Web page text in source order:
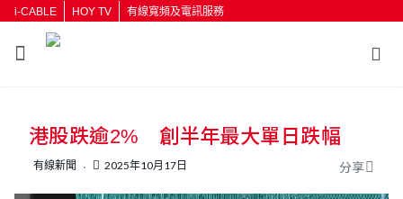
i-CABLE HOY TV 有線寬頻及電訊服務
按輸入鍵開始搜尋
港股跌逾2% 創半年最大單日跌幅
有線新聞 2025年10月17日 分享